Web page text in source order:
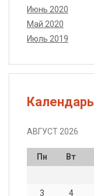
Июнь 2020
Май 2020
Июль 2019
Календарь
АВГУСТ 2026
Пн Вт
3
4